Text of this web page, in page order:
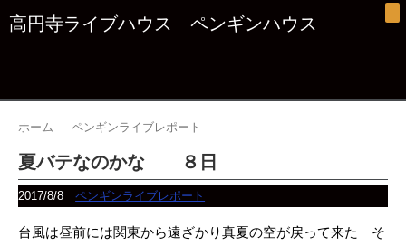
高円寺ライブハウス ペンギンハウス
ホーム ペンギンライブレポート
夏バテなのかな ８日
2017/8/8 ペンギンライブレポート
台風は昼前には関東から遠ざかり真夏の空が戻って来た そ